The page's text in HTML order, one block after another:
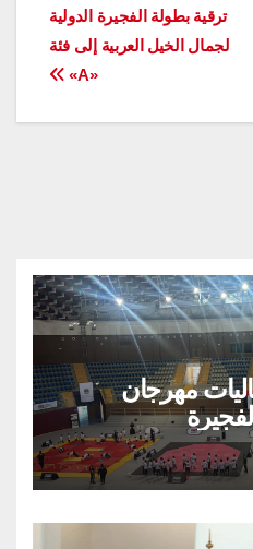
ترقية بطولة الفجيرة الدولية
لجمال الخيل العربية إلى فئة
«A»
مهرجان